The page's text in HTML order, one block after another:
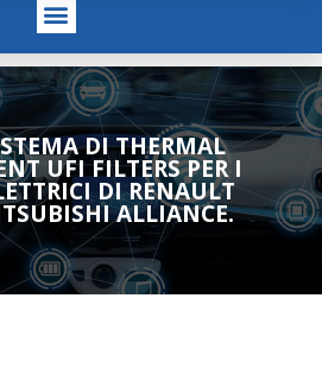
DI THERMAL
UFI FILTERS PER I
DI RENAULT
ALLIANCE.